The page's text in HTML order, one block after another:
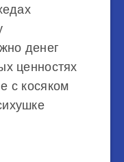
денег
ценностях
с косяком